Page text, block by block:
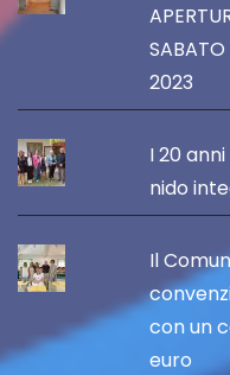
SABATO
2023
I 20
nido
Il
con un
euro